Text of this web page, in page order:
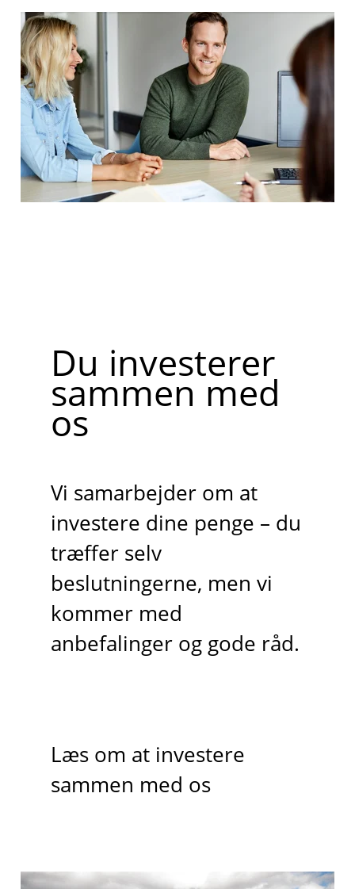
Du investerer
sammen med
os
Vi samarbejder om at
investere dine penge – du
træffer selv
beslutningerne, men vi
kommer med
anbefalinger og gode råd.
Læs om at investere
sammen med os